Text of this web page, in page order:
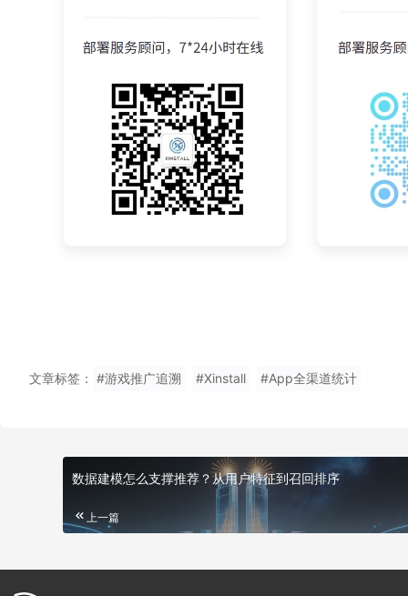
文章标签： #游戏推广追溯 #Xinstall #App全渠道统计
数据建模怎么支撑推荐？从用户特征到召回排序
上一篇